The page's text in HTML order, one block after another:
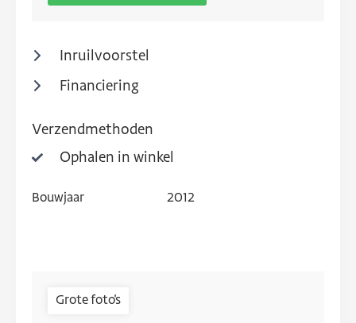
Inruilvoorstel
Financiering
Verzendmethoden
Ophalen in winkel
Bouwjaar 2012
Grote foto's